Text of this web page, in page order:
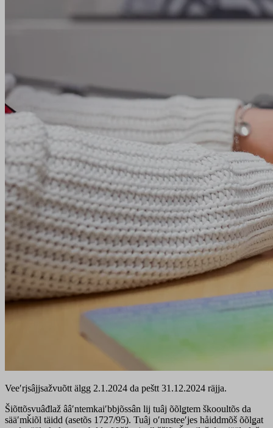
Veeʹrjsâjjsažvuõtt älgg 2.1.2024 da peštt 31.12.2024 räjja.
Šiõttõsvuâđlaž ââʹntemkaiʹbbjõssân lij tuâj õõlǥtem škooultõs da
sääʹmǩiõl täidd (asetõs 1727/95). Tuâj oʹnnsteeʹjes håiddmõš õõlǥat